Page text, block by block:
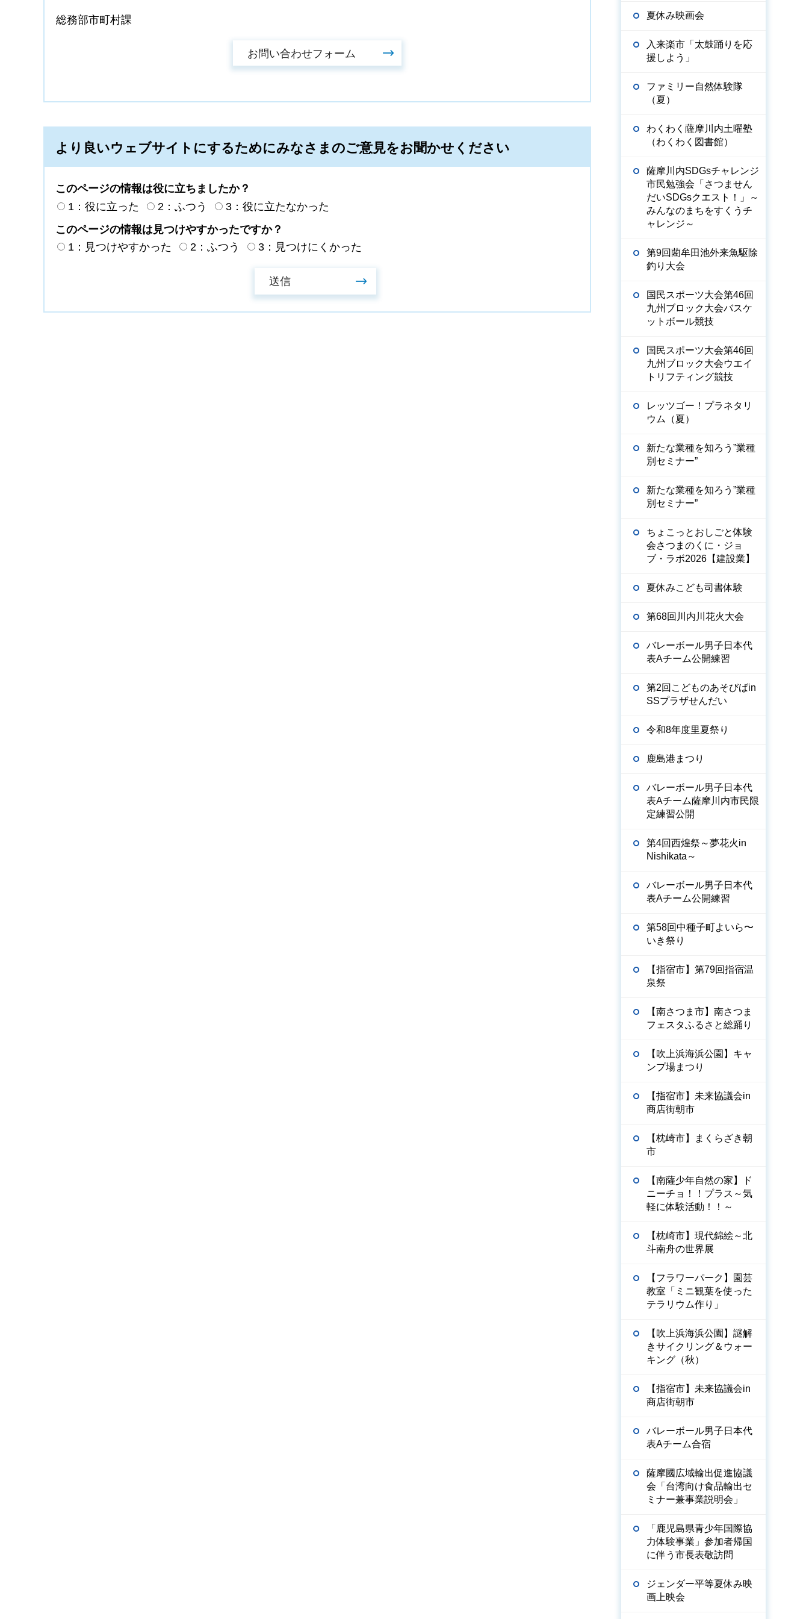
総務部市町村課
より良いウェブサイトにするためにみなさまのご意見をお聞かせください
このページの情報は役に立ちましたか？
1：役に立った
2：ふつう
3：役に立たなかった
このページの情報は見つけやすかったですか？
1：見つけやすかった
2：ふつう 3：見つけにくかった
夏休み映画会
入来楽市「太鼓踊りを応
援しよう」
ファミリー自然体験隊
（夏）
わくわく薩摩川内土曜塾
（わくわく図書館）
薩摩川内SDGsチャレンジ
市民勉強会「さつません
だいSDGsクエスト！」～
みんなのまちをすくうチ
ャレンジ～
第9回藺牟田池外来魚駆除
釣り大会
国民スポーツ大会第46回
九州ブロック大会バスケ
ットボール競技
国民スポーツ大会第46回
九州ブロック大会ウエイ
トリフティング競技
レッツゴー！プラネタリ
ウム（夏）
新たな業種を知ろう”業種
別セミナー”
新たな業種を知ろう”業種
別セミナー”
ちょこっとおしごと体験
会さつまのくに・ジョ
ブ・ラボ2026【建設業】
夏休みこども司書体験
第68回川内川花火大会
バレーボール男子日本代
表Aチーム公開練習
第2回こどものあそびばin
SSプラザせんだい
令和8年度里夏祭り
鹿島港まつり
バレーボール男子日本代
表Aチーム薩摩川内市民限
定練習公開
第4回西煌祭～夢花火in
Nishikata～
バレーボール男子日本代
表Aチーム公開練習
第58回中種子町よいら〜
いき祭り
【指宿市】第79回指宿温
泉祭
【南さつま市】南さつま
フェスタふるさと総踊り
【吹上浜海浜公園】キャ
ンプ場まつり
【指宿市】未来協議会in
商店街朝市
【枕崎市】まくらざき朝
市
【南薩少年自然の家】ド
ニーチョ！！プラス～気
軽に体験活動！！～
【枕崎市】現代錦絵～北
斗南舟の世界展
【フラワーパーク】園芸
教室「ミニ観葉を使った
テラリウム作り」
【吹上浜海浜公園】謎解
きサイクリング＆ウォー
キング（秋）
【指宿市】未来協議会in
商店街朝市
バレーボール男子日本代
表Aチーム合宿
薩摩國広域輸出促進協議
会「台湾向け食品輸出セ
ミナー兼事業説明会」
「鹿児島県青少年国際協
力体験事業」参加者帰国
に伴う市長表敬訪問
ジェンダー平等夏休み映
画上映会